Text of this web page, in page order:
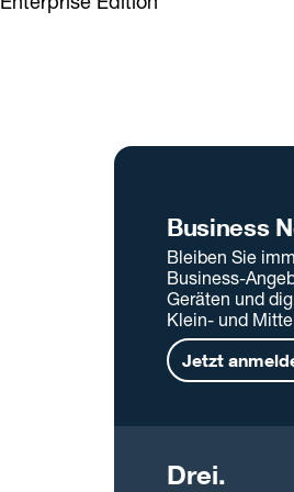
Business
Bleiben Sie
Business-
Geräten und
Klein- und
Jetzt
Drei.